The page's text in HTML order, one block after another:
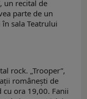
un recital de
parte de un
sala Teatrului
rock. „Trooper”,
româneşti de
cu ora 19,00. Fanii